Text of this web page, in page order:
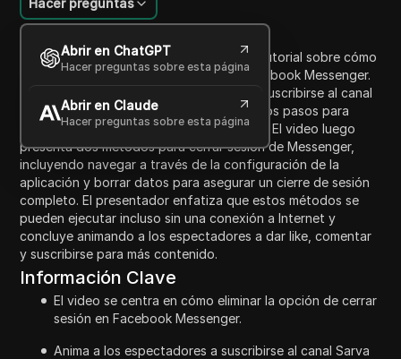
Introducción al contenido
Abrir en ChatGPT
Hacer preguntas sobre esta página
Abrir en Claude
Hacer preguntas sobre esta página
En este video, el presentador ofrece un tutorial sobre cómo
eliminar la opción de cerrar sesión en Facebook Messenger.
Después de invitar a los espectadores a suscribirse al canal
de Sarva Shiksha, el presentador detalla los pasos para
habilitar una opción local para Messenger. El video luego
presenta dos métodos para cerrar sesión de Messenger,
incluyendo navegar a través de la configuración de la
aplicación y borrar datos para asegurar un cierre de sesión
completo. El presentador enfatiza que estos métodos se
pueden ejecutar incluso sin una conexión a Internet y
concluye animando a los espectadores a dar like, comentar
y suscribirse para más contenido.
Información Clave
El video se centra en cómo eliminar la opción de cerrar
sesión en Facebook Messenger.
Anima a los espectadores a suscribirse al canal Sarva